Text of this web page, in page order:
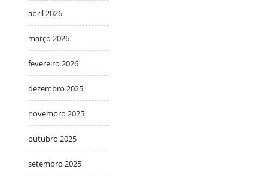
abril 2026
março 2026
fevereiro 2026
dezembro 2025
novembro 2025
outubro 2025
setembro 2025